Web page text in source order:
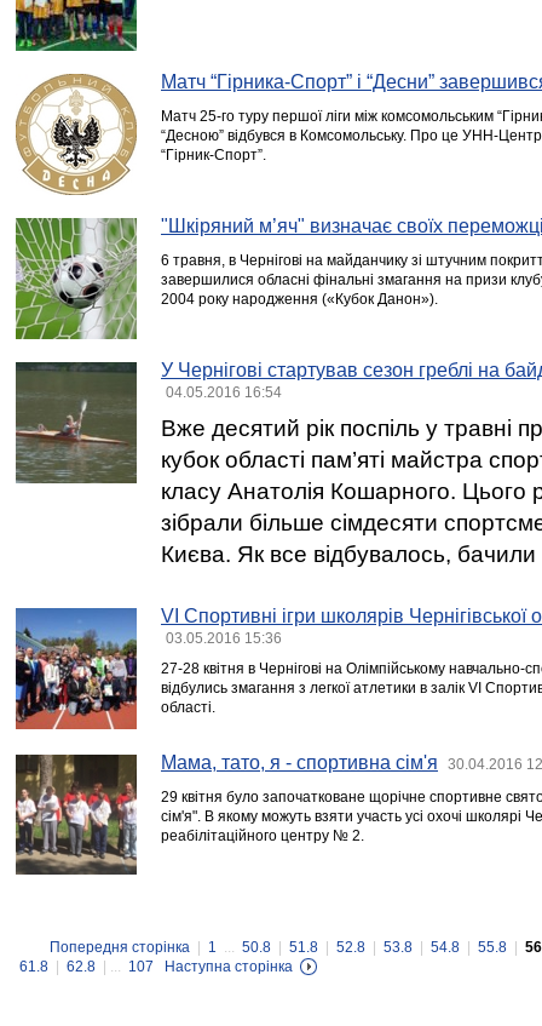
Матч “Гірника-Спорт” і “Десни”
Матч 25-го туру першої ліги між комсомольським
“Десною” відбувся в Комсомольську. Про це УНН-
“Гірник-Спорт”.
"Шкіряний м’яч" визначає своїх
6 травня, в Чернігові на майданчику зі штучним
завершилися обласні фінальні змагання на призи
2004 року народження («Кубок Данон»).
У Чернігові стартував сезон греблі на
04.05.2016 16:54
Вже десятий рік поспіль у травні
кубок області пам’яті майстра
класу Анатолія Кошарного. Цього
зібрали більше сімдесяти
Києва. Як все відбувалось,
VІ Спортивні ігри школярів Чернігівської
03.05.2016 15:36
27-28 квітня в Чернігові на Олімпійському навчально-
відбулись змагання з легкої атлетики в залік VІ
області.
Мама, тато, я - спортивна сім'я 30.04.2016
29 квітня було започатковане щорічне спортивне
сім'я". В якому можуть взяти участь усі охочі школярі
реабілітаційного центру № 2.
Попередня сторінка 1 ... 50.8 51.8 52.8 53.8 54.8 55.8
61.8
62.8 | ... 107 Наступна сторінка